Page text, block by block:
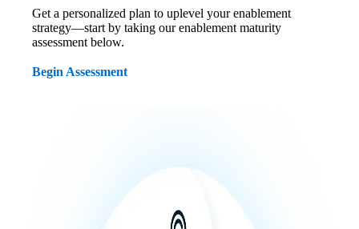
Get a personalized plan to uplevel your enablement
strategy—start by taking our enablement maturity
assessment below.
Begin Assessment